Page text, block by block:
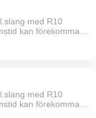
med R10
kan förekomma
med R10
kan förekomma